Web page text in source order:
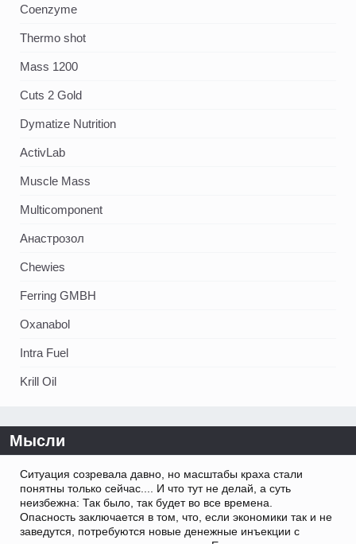
Coenzyme
Thermo shot
Mass 1200
Cuts 2 Gold
Dymatize Nutrition
ActivLab
Muscle Mass
Multicomponent
Анастрозол
Chewies
Ferring GMBH
Oxanabol
Intra Fuel
Krill Oil
Мысли
Ситуация созревала давно, но масштабы краха стали
понятны только сейчас.... И что тут не делай, а суть
неизбежна: Так было, так будет во все времена.
Опасность заключается в том, что, если экономики так и не
заведутся, потребуются новые денежные инъекции с